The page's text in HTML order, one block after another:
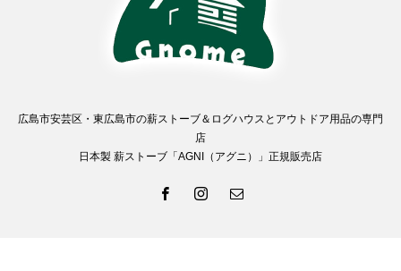
広島市安芸区・東広島市の薪ストーブ＆ログハウスとアウトドア用品の専門
店
日本製 薪ストーブ「AGNI（アグニ）」正規販売店